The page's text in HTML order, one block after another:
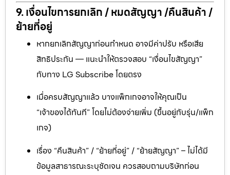
9. เงื่อนไขการยกเลิก / หมดสัญญา /คืนสินค้า /
ย้ายที่อยู่
หากยกเลิกสัญญาก่อนกำหนด อาจมีค่าปรับ หรือเสีย
สิทธิประกัน — แนะนำให้ตรวจสอบ “เงื่อนไขสัญญา”
กับทาง LG Subscribe โดยตรง
เมื่อครบสัญญาแล้ว บางแพ็กเกจอาจให้คุณเป็น
“เจ้าของได้ทันที” โดยไม่ต้องจ่ายเพิ่ม (ขึ้นอยู่กับรุ่น/แพ็ก
เกจ)
เรื่อง “คืนสินค้า” / “ย้ายที่อยู่” / “ย้ายสัญญา” – ไม่ได้มี
ข้อมูลสาธารณะระบุชัดเจน ควรสอบถามบริษัทก่อน